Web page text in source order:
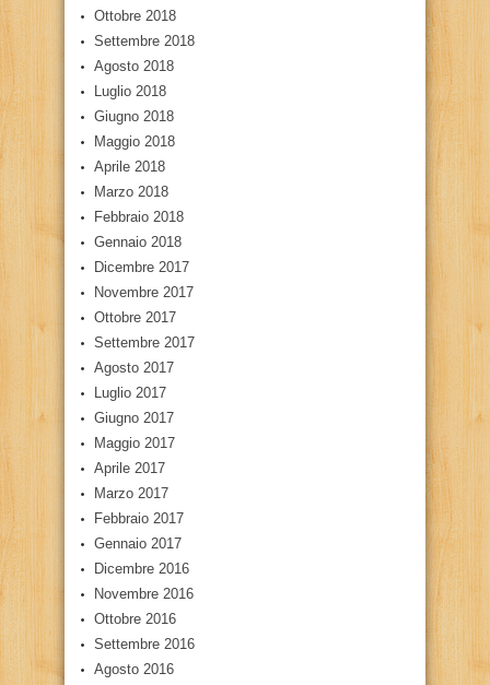
Ottobre 2018
Settembre 2018
Agosto 2018
Luglio 2018
Giugno 2018
Maggio 2018
Aprile 2018
Marzo 2018
Febbraio 2018
Gennaio 2018
Dicembre 2017
Novembre 2017
Ottobre 2017
Settembre 2017
Agosto 2017
Luglio 2017
Giugno 2017
Maggio 2017
Aprile 2017
Marzo 2017
Febbraio 2017
Gennaio 2017
Dicembre 2016
Novembre 2016
Ottobre 2016
Settembre 2016
Agosto 2016